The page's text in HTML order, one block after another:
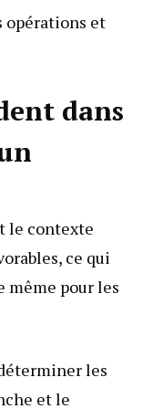
opérations et
dans
le contexte
ce qui
même pour les
les
et le